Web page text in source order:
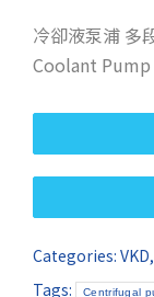
冷卻液泵浦
Coolant Pump
Categories: VKD,
Tags:
Centrifugal